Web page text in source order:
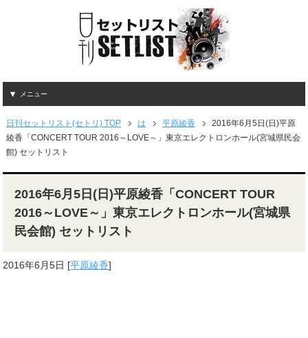
メニュー
日刊セットリスト(セトリ) TOP は 平原綾香
2016年6月5日(日)平原
綾香「CONCERT TOUR 2016～LOVE～」東京エレクトロンホール(宮城県民会
館) セットリスト
2016年6月5日(日)平原綾香「CONCERT TOUR
2016～LOVE～」東京エレクトロンホール(宮城県
民会館) セットリスト
2016年6月5日 [平原綾香]